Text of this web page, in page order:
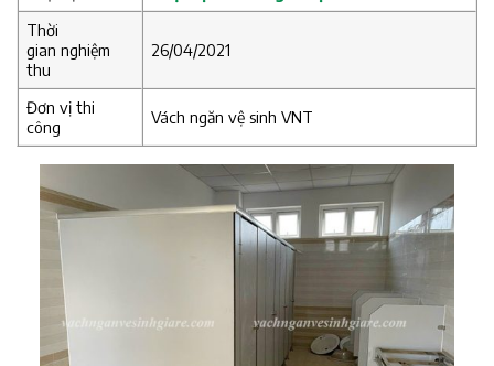
Thời
gian nghiệm
thu
26/04/2021
Đơn vị thi
công
Vách ngăn vệ sinh VNT